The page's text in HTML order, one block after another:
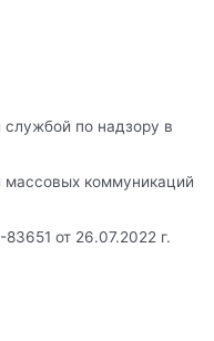
по надзору в
массовых коммуникаций
от 26.07.2022 г.